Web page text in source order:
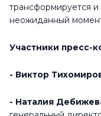
трансформируется и
неожиданный
Участники пресс-
- Виктор
- Наталия